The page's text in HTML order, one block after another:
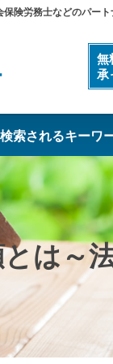
は～
険労務士などのパー
無
承
索されるキーワ